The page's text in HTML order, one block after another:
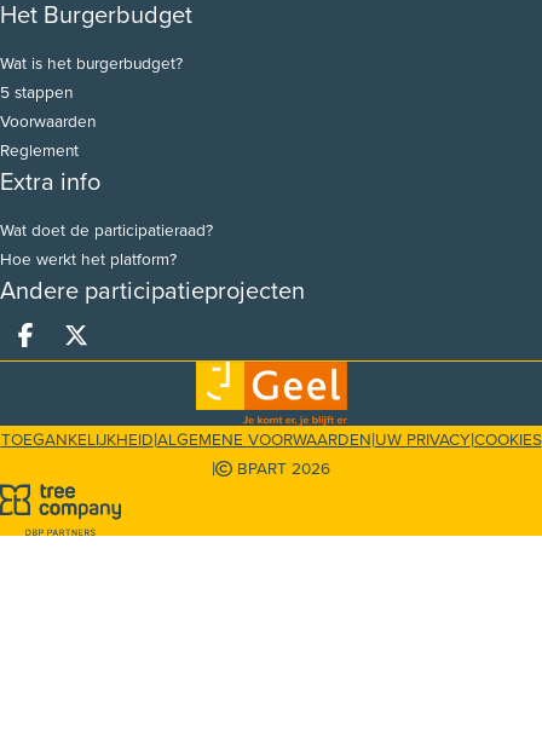
Het Burgerbudget
Wat is het burgerbudget?
5 stappen
Voorwaarden
Reglement
Extra info
Wat doet de participatieraad?
Hoe werkt het platform?
Andere participatieprojecten
Deel op facebook
Deel op X
TOEGANKELIJKHEID|ALGEMENE VOORWAARDEN|UW PRIVACY|COOKIES
| BPART 2026